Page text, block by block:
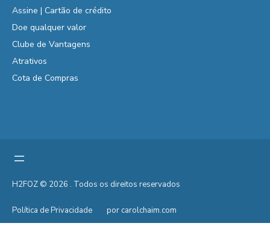
Assine | Cartão de crédito
Doe qualquer valor
Clube de Vantagens
Atrativos
Cota de Compras
H2FOZ © 2026 . Todos os direitos reservados
Política de Privacidade por carolchaim.com